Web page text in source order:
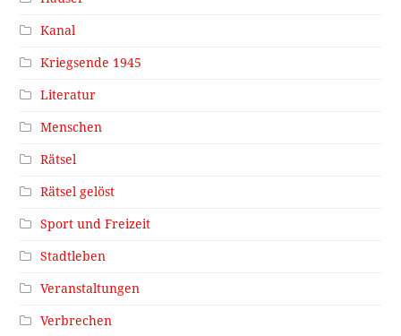
Kanal
Kriegsende 1945
Literatur
Menschen
Rätsel
Rätsel gelöst
Sport und Freizeit
Stadtleben
Veranstaltungen
Verbrechen